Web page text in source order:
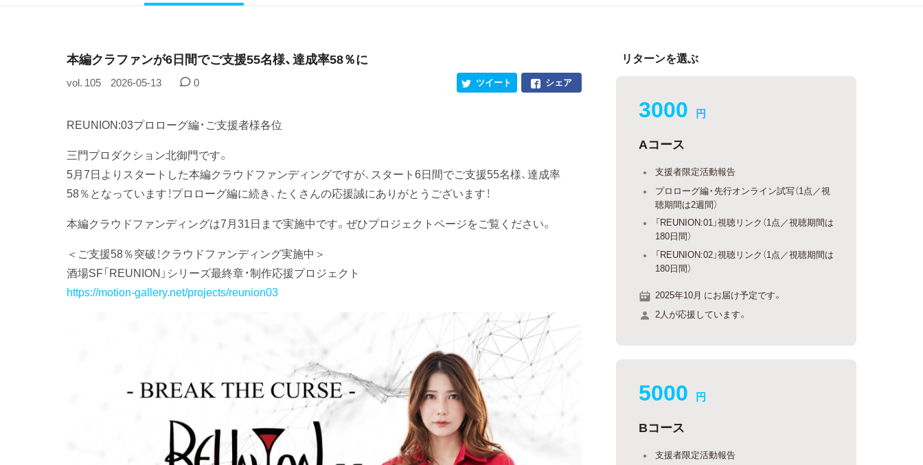
本編クラファンが6日間でご支援55名様、達成率58％に
vol. 105 2026-05-13 0 シェア
ツイート
REUNION:03プロローグ編・ご支援者様各位
三門プロダクション北御門です。
5月7日よりスタートした本編クラウドファンディングですが、スタート6日間でご支援55名様、達成率
58％となっています！プロローグ編に続き、たくさんの応援誠にありがとうございます！
本編クラウドファンディングは7月31日まで実施中です。ぜひプロジェクトページをご覧ください。
＜ご支援58％突破！クラウドファンディング実施中＞
酒場SF「REUNION」シリーズ最終章・制作応援プロジェクト
https://motion-gallery.net/projects/reunion03
リターンを選ぶ
3000 円
Aコース
支援者限定活動報告
プロローグ編・先行オンライン試写（1点／視
聴期間は2週間）
「REUNION:01」視聴リンク（1点／視聴期間は
180日間）
「REUNION:02」視聴リンク（1点／視聴期間は
180日間）
2025年10月 にお届け予定です。
2人が応援しています。
5000 円
Bコース
支援者限定活動報告